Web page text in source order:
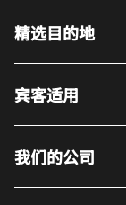
精选目的地
宾客适用
我们的公司